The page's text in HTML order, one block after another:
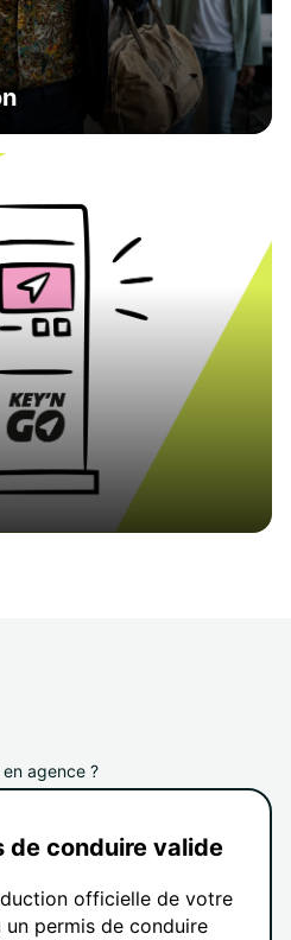
agence ?
de conduire valide
officielle de votre
permis de conduire